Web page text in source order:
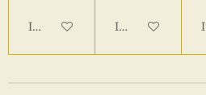
In den WarenkorbIn den